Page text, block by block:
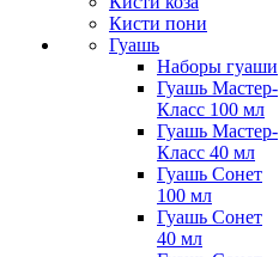
Кисти пони
Гуашь
Наборы гуаши
Гуашь Мастер-
Класс 100 мл
Гуашь Мастер-
Класс 40 мл
Гуашь Сонет
100 мл
Гуашь Сонет
40 мл